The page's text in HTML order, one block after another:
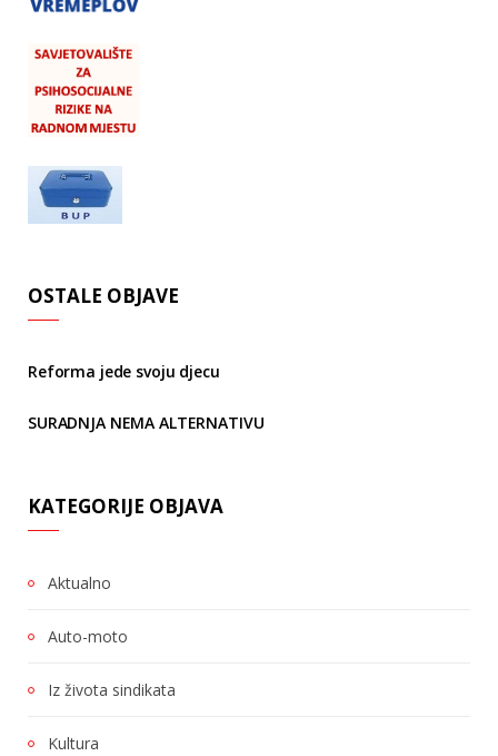
OSTALE OBJAVE
Reforma jede svoju djecu
SURADNJA NEMA ALTERNATIVU
KATEGORIJE OBJAVA
Aktualno
Auto-moto
Iz života sindikata
Kultura